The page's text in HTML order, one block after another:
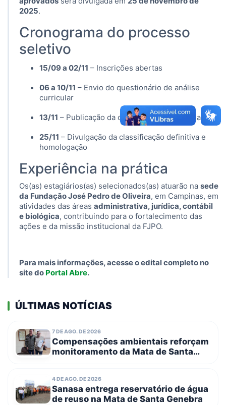
2025.
Cronograma do processo
seletivo
15/09 a 02/11 – Inscrições abertas
06 a 10/11 – Envio do questionário de análise
curricular
13/11 – Publicação da classificação provisória
25/11 – Divulgação da classificação definitiva e
homologação
Experiência na prática
Os(as) estagiários(as) selecionados(as) atuarão na sede
da Fundação José Pedro de Oliveira, em Campinas, em
atividades das áreas administrativa, jurídica, contábil
e biológica, contribuindo para o fortalecimento das
ações e da missão institucional da FJPO.
Para mais informações, acesse o edital completo no
site do Portal Abre.
ÚLTIMAS NOTÍCIAS
7 DE AGO. DE 2026
Compensações ambientais reforçam
monitoramento da Mata de Santa
4 DE AGO. DE 2026
Sanasa entrega reservatório de água
de reuso na Mata de Santa Genebra